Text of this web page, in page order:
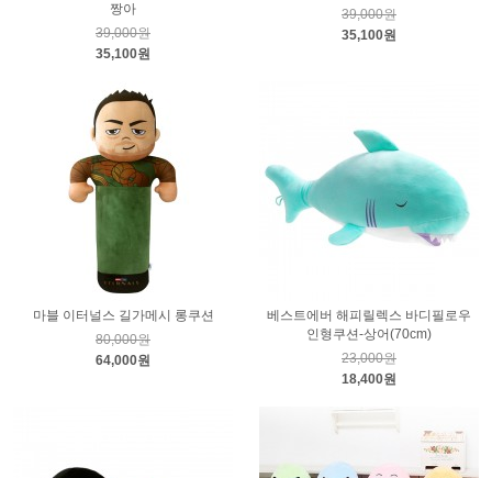
짱아
39,000원
35,100원
39,000원
35,100원
마블 이터널스 길가메시 롱쿠션
80,000원
64,000원
베스트에버 해피릴렉스 바디필로우
인형쿠션-상어(70cm)
23,000원
18,400원